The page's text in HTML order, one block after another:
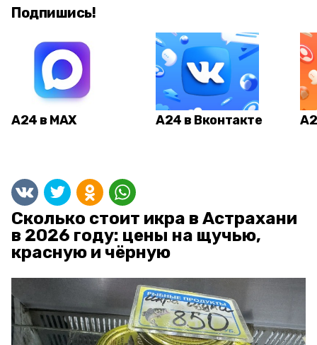
Подпишись!
А24 в MAX А24 в Вконтакте
Сколько стоит икра в Астрахани
в 2026 году: цены на щучью,
красную и чёрную